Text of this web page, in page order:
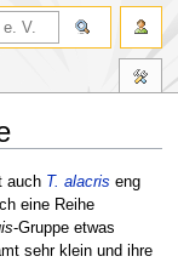
auch T. alacris eng
eine Reihe
-Gruppe etwas
sehr klein und ihre